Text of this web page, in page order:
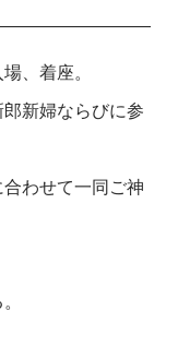
、着座。
新婦ならびに参
わせて一同ご神